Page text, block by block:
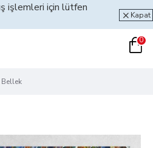
işlemleri için lütfen
Kapat
0
Bellek